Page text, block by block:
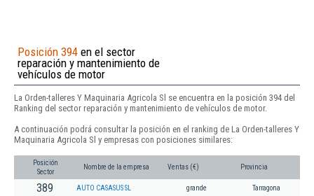
Posición 394 en el sector
reparación y mantenimiento de
vehículos de motor
La Orden-talleres Y Maquinaria Agricola Sl se encuentra en la posición 394 del
Ranking del sector reparación y mantenimiento de vehículos de motor.
A continuación podrá consultar la posición en el ranking de La Orden-talleres Y
Maquinaria Agricola Sl y empresas con posiciones similares:
Posición
Sector
Nombre de la empresa Ventas (€) Provincia
389 AUTO CASASUS SL grande Tarragona